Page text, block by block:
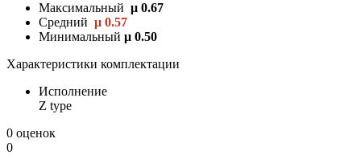
Максимальный μ 0.67
Средний μ 0.57
Минимальный μ 0.50
Характеристики комплектации
Исполнение
Z type
0 оценок
0